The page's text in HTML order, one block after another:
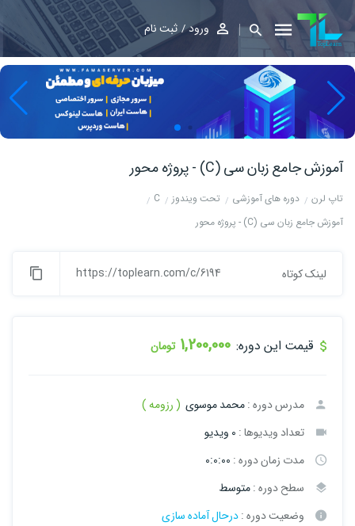
ورود ثبت نام
آموزش جامع زبان سی (C) - پروژه محور
تاپ لرن دوره های آموزشی تحت ویندوز
C
آموزش جامع زبان سی (C) - پروژه محور
لینک کوتاه https://toplearn.com/c/6194
قیمت این دوره: 1,200,000 تومان
مدرس دوره :محمد موسوی ( رزومه )
تعداد ویدیوها : 0 ویدیو
مدت زمان دوره : 0:0:00
سطح دوره :متوسط
وضعیت دوره :درحال آماده سازی